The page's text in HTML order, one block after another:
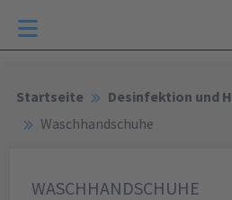
Startseite
Desinfektion und
Waschhandschuhe
WASCHHANDSCHUHE